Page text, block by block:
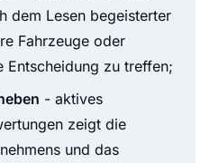
dem Lesen begeisterter
Fahrzeuge oder
Entscheidung zu treffen;
- aktives
zeigt die
und das